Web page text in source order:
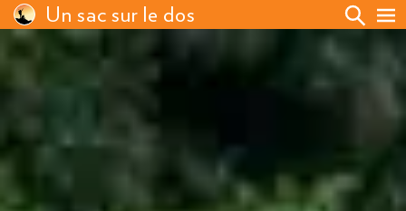
Un sac sur le dos